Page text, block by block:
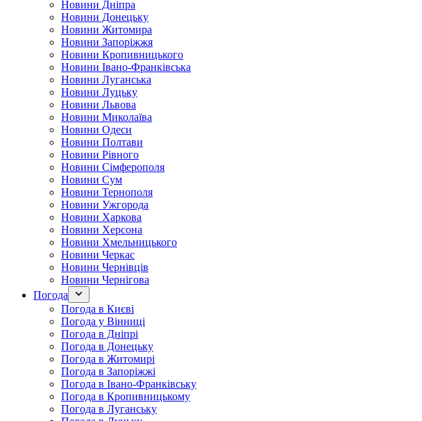
Новини Дніпра
Новини Донецьку
Новини Житомира
Новини Запоріжжя
Новини Кропивницького
Новини Івано-Франківська
Новини Луганська
Новини Луцьку
Новини Львова
Новини Миколаїва
Новини Одеси
Новини Полтави
Новини Рівного
Новини Сімферополя
Новини Сум
Новини Тернополя
Новини Ужгорода
Новини Харкова
Новини Херсона
Новини Хмельницького
Новини Черкас
Новини Чернівців
Новини Чернігова
Погода
Погода в Києві
Погода у Вінниці
Погода в Дніпрі
Погода в Донецьку
Погода в Житомирі
Погода в Запоріжжі
Погода в Івано-Франківську
Погода в Кропивницькому
Погода в Луганську